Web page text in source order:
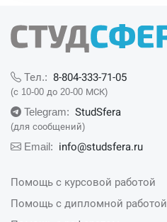
Тел.: 8-804-333-71-05
(с 10-00 до 20-00 МСК)
Telegram: StudSfera
(для сообщений)
Email: info@studsfera.ru
Помощь с курсовой работой
Помощь с дипломной работой